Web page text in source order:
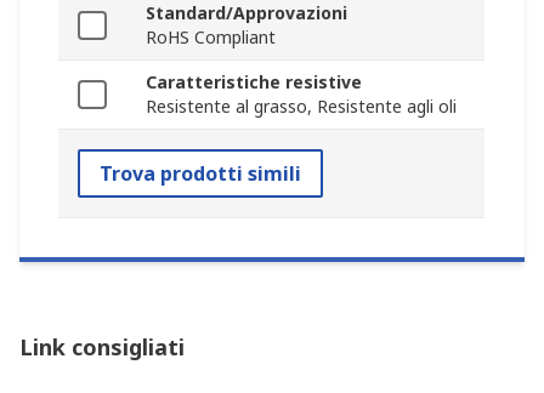
Standard/Approvazioni
RoHS Compliant
Caratteristiche resistive
Resistente al grasso, Resistente agli oli
Trova prodotti simili
Link consigliati